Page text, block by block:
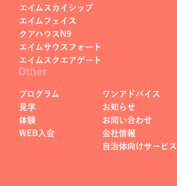
エイムスカイシップ
エイムフェイス
クアハウスN9
エイムサウスフォート
エイムスクエアゲート
プログラム
見学
体験
WEB入会
ワンアドバイス
お知らせ
お問い合わせ
会社情報
自治体向けサービス